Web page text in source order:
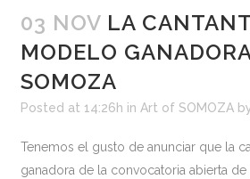
03 NOV LA
MODELO
SOMOZA
Posted at 14:26h in Art of SOMOZA
Tenemos el gusto de anunciar que la
ganadora de la convocatoria abierta